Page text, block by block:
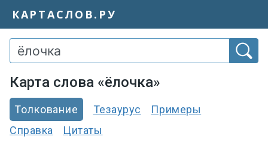
КАРТАСЛОВ.РУ
Карта слова «ёлочка»
Толкование Тезаурус
Примеры
Справка
Цитаты